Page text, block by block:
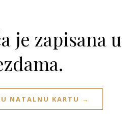
je zapisana u
NATALNU KARTU →